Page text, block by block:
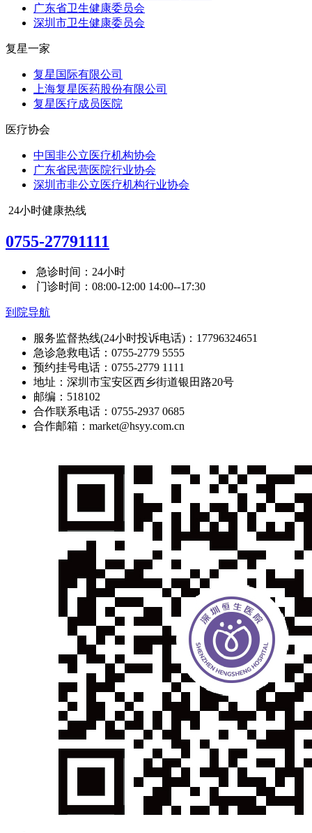
广东省卫生健康委员会
深圳市卫生健康委员会
复星一家
复星国际有限公司
上海复星医药股份有限公司
复星医疗成员医院
医疗协会
中国非公立医疗机构协会
广东省民营医院行业协会
深圳市非公立医疗机构行业协会
24小时健康热线
0755-27791111
急诊时间：24小时
门诊时间：08:00-12:00 14:00--17:30
到院导航
服务监督热线(24小时投诉电话)：17796324651
急诊急救电话：0755-2779 5555
预约挂号电话：0755-2779 1111
地址：深圳市宝安区西乡街道银田路20号
邮编：518102
合作联系电话：0755-2937 0685
合作邮箱：market@hsyy.com.cn